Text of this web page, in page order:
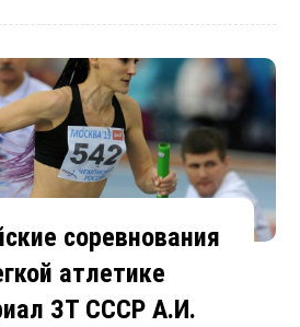
соревнования
атлетике
ЗТ СССР А.И.